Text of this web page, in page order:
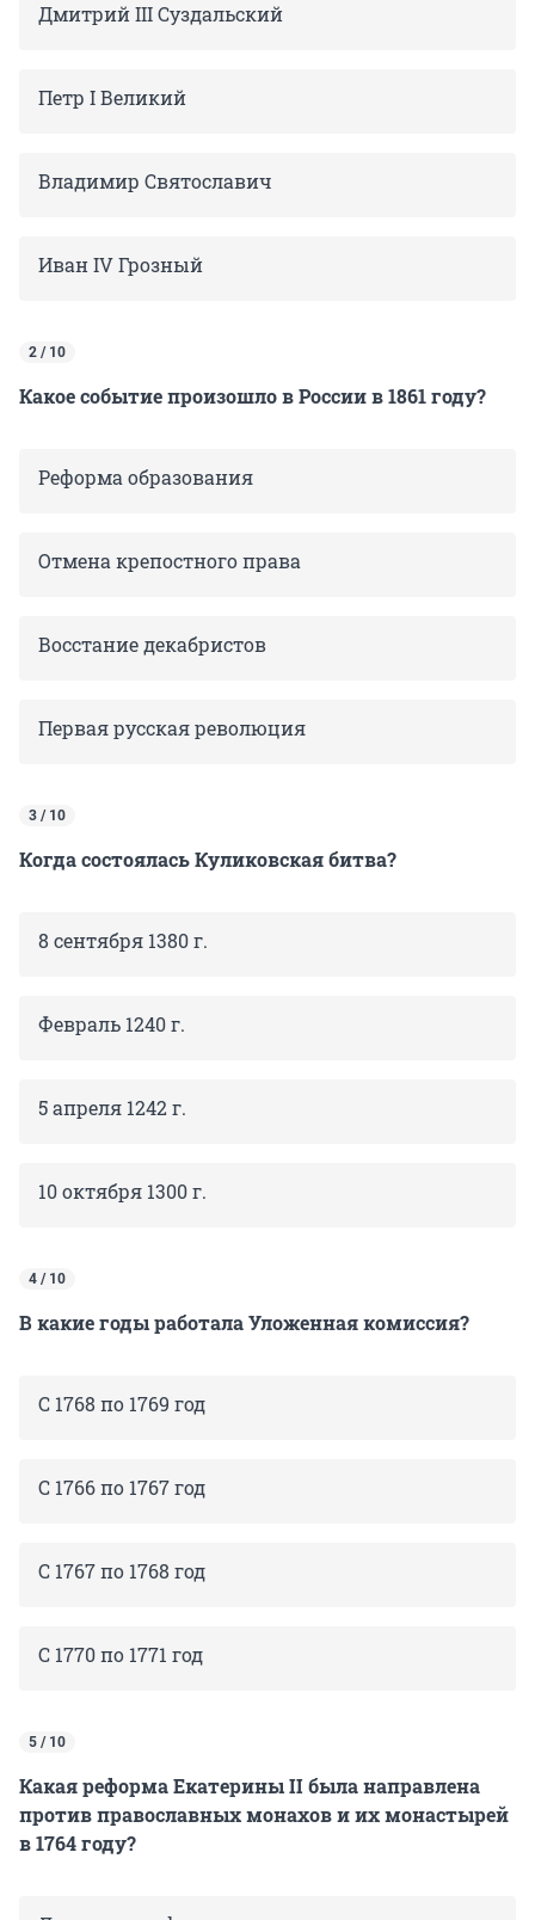
Дмитрий III Суздальский
Петр I Великий
Владимир Святославич
Иван IV Грозный
2 / 10
Какое событие произошло в России в 1861 году?
Реформа образования
Отмена крепостного права
Восстание декабристов
Первая русская революция
3 / 10
Когда состоялась Куликовская битва?
8 сентября 1380 г.
Февраль 1240 г.
5 апреля 1242 г.
10 октября 1300 г.
4 / 10
В какие годы работала Уложенная комиссия?
С 1768 по 1769 год
С 1766 по 1767 год
С 1767 по 1768 год
С 1770 по 1771 год
5 / 10
Какая реформа Екатерины II была направлена
против православных монахов и их монастырей
в 1764 году?